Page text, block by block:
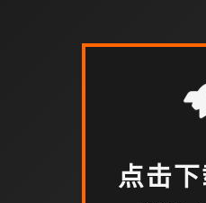
点击